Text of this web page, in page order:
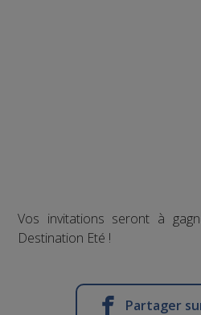
Vos invitations seront à
Destination Eté !
Partager